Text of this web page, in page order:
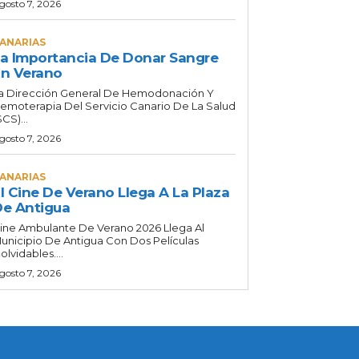
7, 2026
Importancia De Donar Sangre
Verano
Dirección General De Hemodonación Y
Del Servicio Canario De La Salud
7, 2026
Cine De Verano Llega A La Plaza
Antigua
Ambulante De Verano 2026 Llega Al
De Antigua Con Dos Películas
7, 2026